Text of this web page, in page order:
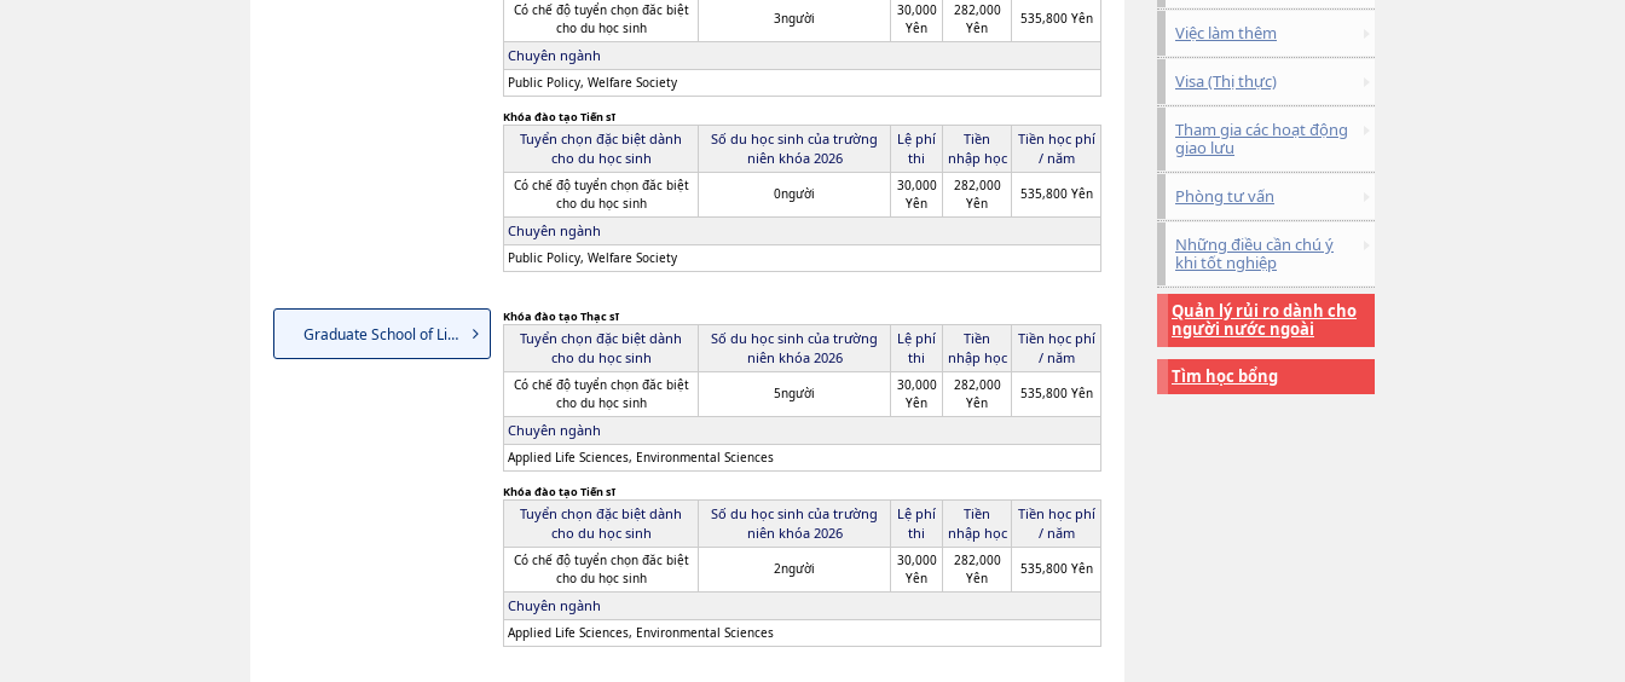
Có chế độ tuyển chọn đăc biệt
cho du học sinh
3người
30,000
Yên
282,000
Yên
535,800 Yên
Chuyên ngành
Public Policy, Welfare Society
Khóa đào tạo Tiến sĩ
Tuyển chọn đặc biệt dành
cho du học sinh
Số du học sinh của trường
niên khóa 2026
Lệ phí
thi
Tiền
nhập học
Tiền học phí
/ năm
Có chế độ tuyển chọn đăc biệt
cho du học sinh
0người
30,000
Yên
282,000
Yên
535,800 Yên
Chuyên ngành
Public Policy, Welfare Society
Graduate School of Life and E...
Khóa đào tạo Thạc sĩ
Tuyển chọn đặc biệt dành
cho du học sinh
Số du học sinh của trường
niên khóa 2026
Lệ phí
thi
Tiền
nhập học
Tiền học phí
/ năm
Có chế độ tuyển chọn đăc biệt
cho du học sinh
5người
30,000
Yên
282,000
Yên
535,800 Yên
Chuyên ngành
Applied Life Sciences, Environmental Sciences
Khóa đào tạo Tiến sĩ
Tuyển chọn đặc biệt dành
cho du học sinh
Số du học sinh của trường
niên khóa 2026
Lệ phí
thi
Tiền
nhập học
Tiền học phí
/ năm
Có chế độ tuyển chọn đăc biệt
cho du học sinh
2người
30,000
Yên
282,000
Yên
535,800 Yên
Chuyên ngành
Applied Life Sciences, Environmental Sciences
Việc làm thêm
Visa (Thị thực)
Tham gia các hoạt động
giao lưu
Phòng tư vấn
Những điều cần chú ý
khi tốt nghiệp
Quản lý rủi ro dành cho
người nước ngoài
Tìm học bổng